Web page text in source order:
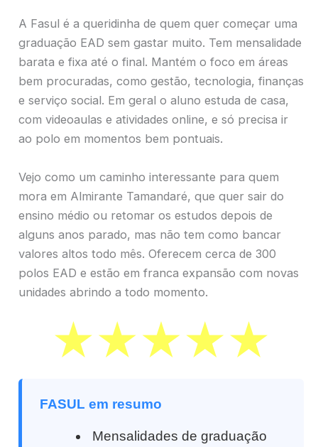
A Fasul é a queridinha de quem quer começar uma
graduação EAD sem gastar muito. Tem mensalidade
barata e fixa até o final. Mantém o foco em áreas
bem procuradas, como gestão, tecnologia, finanças
e serviço social. Em geral o aluno estuda de casa,
com videoaulas e atividades online, e só precisa ir
ao polo em momentos bem pontuais.
Vejo como um caminho interessante para quem
mora em Almirante Tamandaré, que quer sair do
ensino médio ou retomar os estudos depois de
alguns anos parado, mas não tem como bancar
valores altos todo mês. Oferecem cerca de 300
polos EAD e estão em franca expansão com novas
unidades abrindo a todo momento.
FASUL em resumo
Mensalidades de graduação